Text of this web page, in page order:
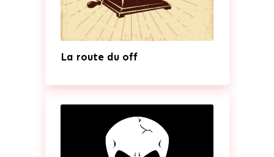
La route du off